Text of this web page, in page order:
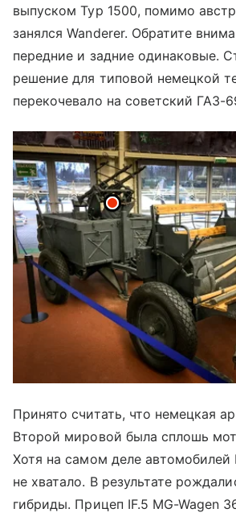
выпуском Typ 1500, помимо
занялся Wanderer. Обратите
передние и задние одинаковые.
решение для типовой немецкой
перекочевало на советский ГАЗ-
Принято считать, что немецкая
Второй мировой была сплошь
Хотя на самом деле автомобилей
не хватало. В результате
гибриды. Прицеп IF.5 MG-Wagen